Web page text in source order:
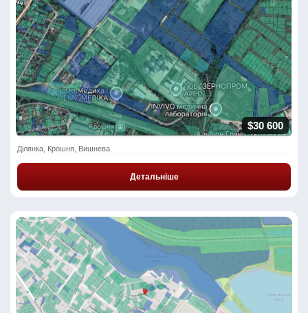
$30 600
Ділянка, Крошня, Вишнева
Детальніше